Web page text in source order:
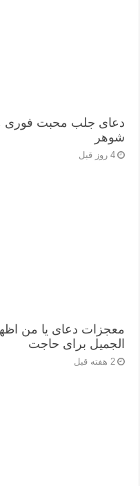
دعای جلب محبت
شوهر
4 روز قبل
معجزات دعای یا من
الجمیل برای حاجت
2 هفته قبل